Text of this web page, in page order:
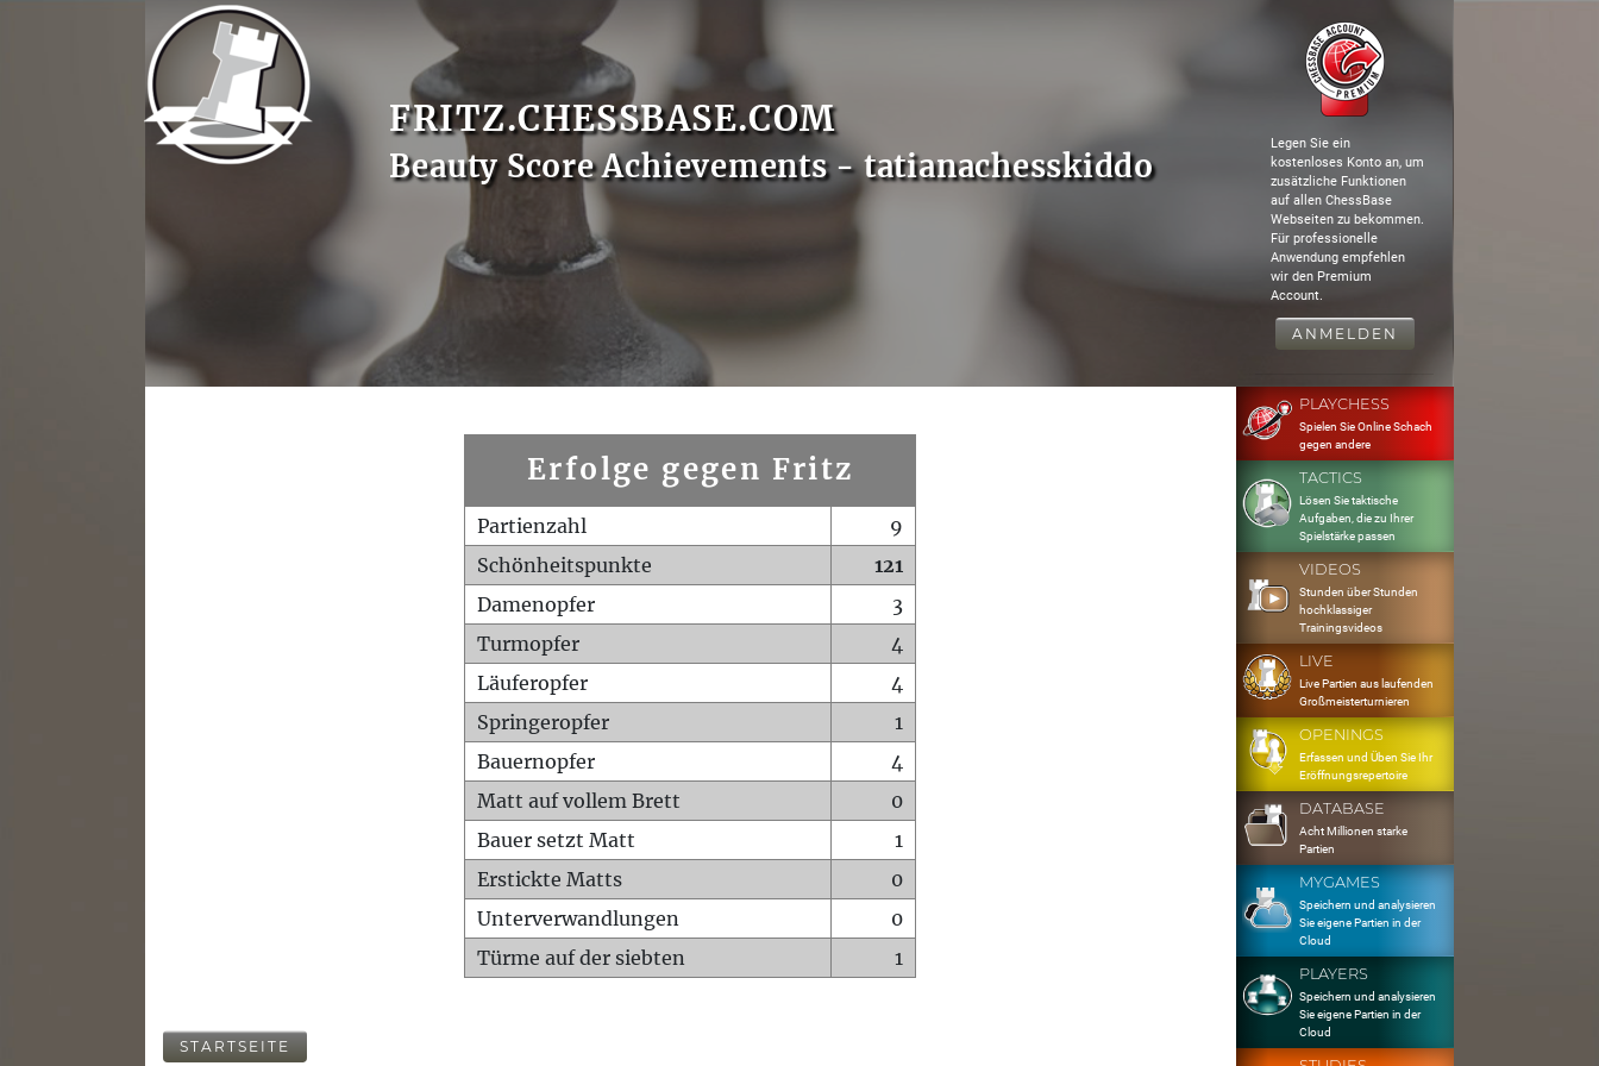
FRITZ.CHESSBASE.COM
Beauty Score Achievements - tatianachesskiddo
Legen Sie ein
kostenloses Konto an, um
zusätzliche Funktionen
auf allen ChessBase
Webseiten zu bekommen.
Für professionelle
Anwendung empfehlen
wir den Premium
Account.
ANMELDEN
Erfolge gegen Fritz
Partienzahl
9
Schönheitspunkte
121
Damenopfer
3
Turmopfer
4
Läuferopfer
4
Springeropfer
1
Bauernopfer
4
Matt auf vollem Brett
0
Bauer setzt Matt
1
Erstickte Matts
0
Unterverwandlungen
0
Türme auf der siebten
1
STARTSEITE
PLAYCHESS
Spielen Sie Online Schach
gegen andere
TACTICS
Lösen Sie taktische
Aufgaben, die zu Ihrer
Spielstärke passen
VIDEOS
Stunden über Stunden
hochklassiger
Trainingsvideos
LIVE
Live Partien aus laufenden
Großmeisterturnieren
OPENINGS
Erfassen und Üben Sie Ihr
Eröffnungsrepertoire
DATABASE
Acht Millionen starke
Partien
MYGAMES
Speichern und analysieren
Sie eigene Partien in der
Cloud
PLAYERS
Speichern und analysieren
Sie eigene Partien in der
Cloud